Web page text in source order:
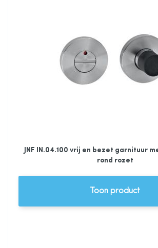
JNF IN.04.100 vrij en bezet garnituur
rond rozet
Toon product